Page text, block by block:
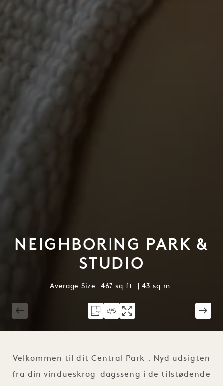
NEIGHBORING PARK &
STUDIO
Average Size: 467 sq.ft. | 43 sq.m.
Velkommen til dit Central Park . Nyd udsigten
fra din vindueskrog-dagsseng i de tilstødende